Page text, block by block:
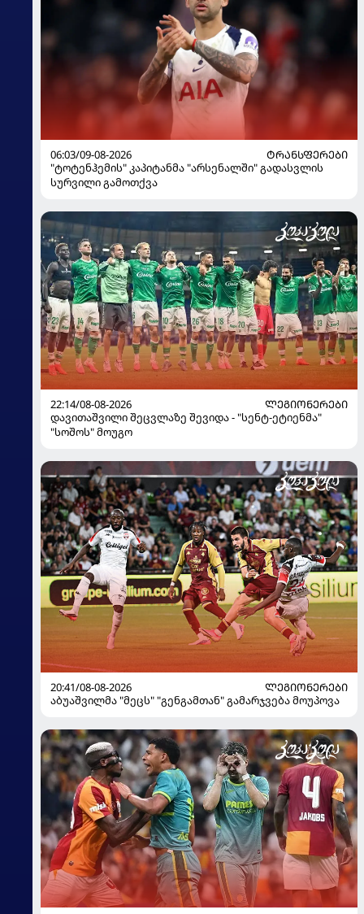
06:03/09-08-2026
ᲢᲠᲐᲜᲡᲤᲔᲠᲔᲑᲘ
"ტოტენჰემის" კაპიტანმა "არსენალში" გადასვლის
სურვილი გამოთქვა
22:14/08-08-2026
ᲚᲔᲒᲘᲝᲜᲔᲠᲔᲑᲘ
დავითაშვილი შეცვლაზე შევიდა - "სენტ-ეტიენმა"
"სოშოს" მოუგო
20:41/08-08-2026
ᲚᲔᲒᲘᲝᲜᲔᲠᲔᲑᲘ
აბუაშვილმა "მეცს" "გენგამთან" გამარჯვება მოუპოვა